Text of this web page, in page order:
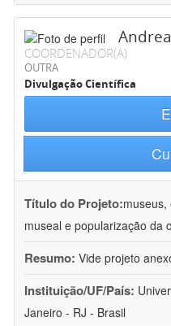
COORDENADOR(A)
OUTRA
Divulgação Científica
Título do Projeto:museus,
museal e popularização da
Resumo: Vide projeto
Instituição/UF/País:
Janeiro - RJ - Brasil